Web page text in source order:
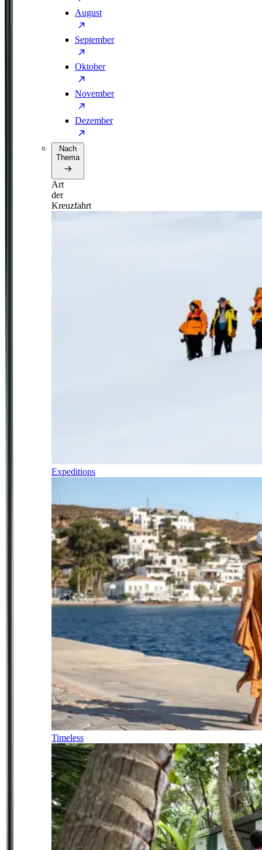
August
September
Oktober
November
Dezember
Nach
Thema
Art
der
Kreuzfahrt
Expeditions
Timeless